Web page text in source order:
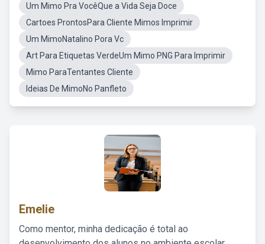
Um Mimo Pra VocêQue a Vida Seja Doce
Cartoes ProntosPara Cliente Mimos Imprimir
Um MimoNatalino Pora Vc
Art Para Etiquetas VerdeUm Mimo PNG Para Imprimir
Mimo ParaTentantes Cliente
Ideias De MimoNo Panfleto
Emelie
Como mentor, minha dedicação é total ao